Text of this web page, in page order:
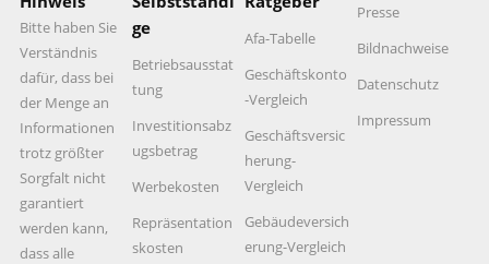
Bitte haben Sie
Verständnis
dafür, dass bei
der Menge an
Informationen
trotz größter
Sorgfalt nicht
garantiert
werden kann,
dass alle
ge
Betriebsausstat
tung
Investitionsabz
ugsbetrag
Werbekosten
Repräsentation
skosten
Afa-Tabelle
Geschäftskonto
-Vergleich
Geschäftsversic
herung-
Vergleich
Gebäudeversich
erung-Vergleich
Presse
Bildnachweise
Datenschutz
Impressum